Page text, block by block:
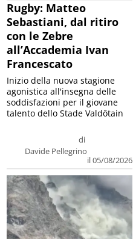
Rugby: Matteo
Sebastiani, dal ritiro
con le Zebre
all’Accademia Ivan
Francescato
di
Davide Pellegrino
il 05/08/2026
Inizio della nuova stagione
agonistica all'insegna delle
soddisfazioni per il giovane
talento dello Stade Valdôtain